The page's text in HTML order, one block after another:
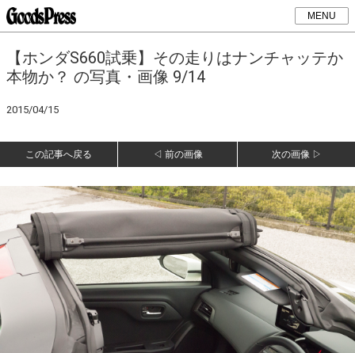
MENU
【ホンダS660試乗】その走りはナンチャッテか
本物か？ の写真・画像 9/14
2015/04/15
この記事へ戻る ◁ 前の画像 次の画像 ▷